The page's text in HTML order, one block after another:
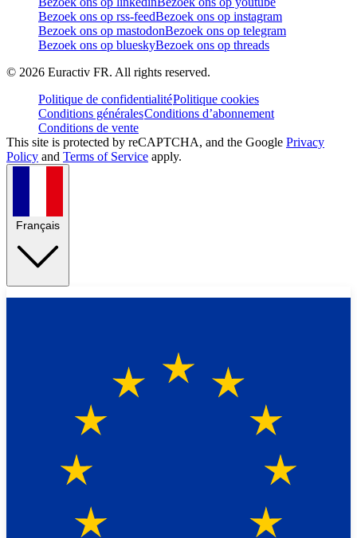
Bezoek ons op rss-feedBezoek ons op instagram
Bezoek ons op mastodonBezoek ons op telegram
Bezoek ons op blueskyBezoek ons op threads
© 2026 Euractiv FR. All rights reserved.
Politique de confidentialitéPolitique cookies
Conditions généralesConditions d’abonnement
Conditions de vente
This site is protected by reCAPTCHA, and the Google Privacy
Policy and Terms of Service apply.
Français